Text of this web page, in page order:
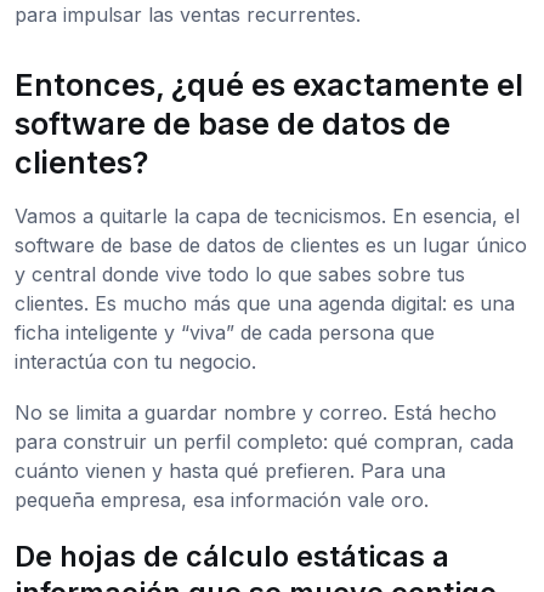
para impulsar las ventas recurrentes.
Entonces, ¿qué es exactamente el
software de base de datos de
clientes?
Vamos a quitarle la capa de tecnicismos. En esencia, el
software de base de datos de clientes es un lugar único
y central donde vive todo lo que sabes sobre tus
clientes. Es mucho más que una agenda digital: es una
ficha inteligente y “viva” de cada persona que
interactúa con tu negocio.
No se limita a guardar nombre y correo. Está hecho
para construir un perfil completo: qué compran, cada
cuánto vienen y hasta qué prefieren. Para una
pequeña empresa, esa información vale oro.
De hojas de cálculo estáticas a